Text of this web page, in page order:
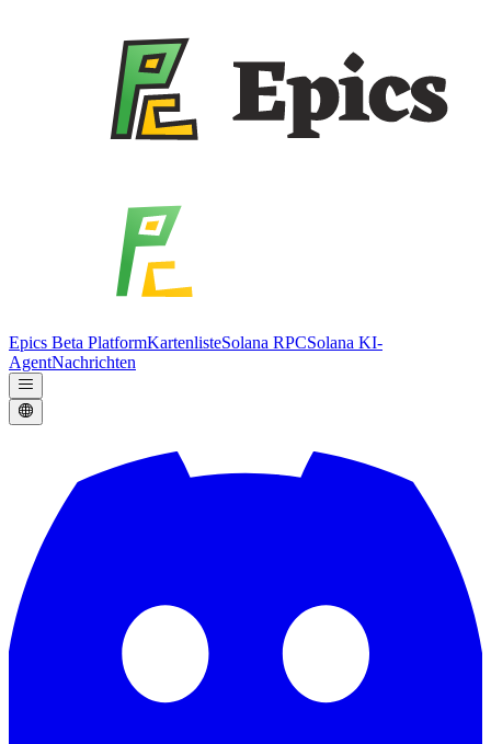
Epics Beta PlatformKartenlisteSolana RPCSolana KI-
AgentNachrichten